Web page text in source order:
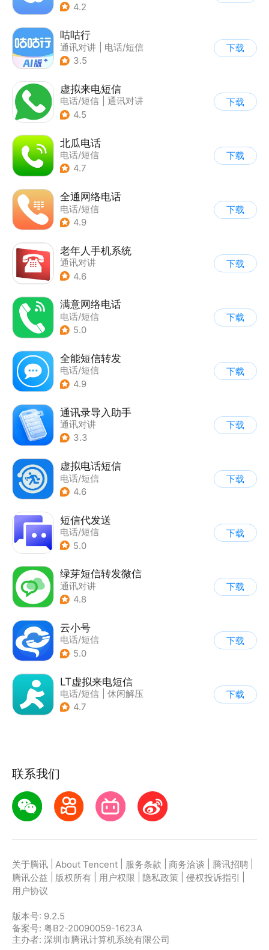
4.2
咕咕行
通讯对讲
电话/短信
3.5
下载
虚拟来电短信
电话/短信
通讯对讲
4.5
下载
北瓜电话
电话/短信
4.7
下载
全通网络电话
电话/短信
4.9
下载
老年人手机系统
通讯对讲
4.6
下载
满意网络电话
电话/短信
5.0
下载
全能短信转发
电话/短信
4.9
下载
通讯录导入助手
通讯对讲
3.3
下载
虚拟电话短信
电话/短信
4.6
下载
短信代发送
电话/短信
5.0
下载
绿芽短信转发微信
通讯对讲
4.8
下载
云小号
电话/短信
5.0
下载
LT虚拟来电短信
电话/短信
休闲解压
4.7
下载
联系我们
关于腾讯 About Tencent 服务条款 商务洽谈 腾讯招聘
腾讯公益
版权所有 用户权限 隐私政策 侵权投诉指引
用户协议
版本号: 9.2.5
备案号: 粤B2-20090059-1623A
主办者: 深圳市腾讯计算机系统有限公司